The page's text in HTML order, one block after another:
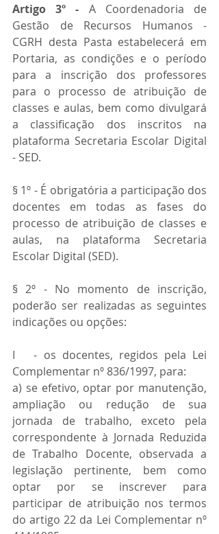
Artigo 3º - A Coordenadoria de
Gestão de Recursos Humanos -
CGRH desta Pasta estabelecerá em
Portaria, as condições e o período
para a inscrição dos professores
para o processo de atribuição de
classes e aulas, bem como divulgará
a classificação dos inscritos na
plataforma Secretaria Escolar Digital
- SED.
§ 1º - É obrigatória a participação dos
docentes em todas as fases do
processo de atribuição de classes e
aulas, na plataforma Secretaria
Escolar Digital (SED).
§ 2º - No momento de inscrição,
poderão ser realizadas as seguintes
indicações ou opções:
I   - os docentes, regidos pela Lei
Complementar nº 836/1997, para:
a) se efetivo, optar por manutenção,
ampliação ou redução de sua
jornada de trabalho, exceto pela
correspondente à Jornada Reduzida
de Trabalho Docente, observada a
legislação pertinente, bem como
optar por se inscrever para
participar de atribuição nos termos
do artigo 22 da Lei Complementar nº